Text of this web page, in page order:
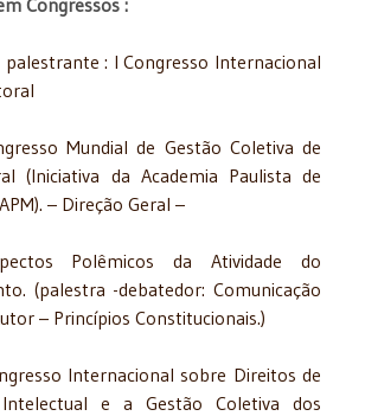
: I Congresso Internacional
Mundial de Gestão Coletiva de
(Iniciativa da Academia Paulista de
– Direção Geral –
Polêmicos da Atividade do
(palestra -debatedor: Comunicação
– Princípios Constitucionais.)
Internacional sobre Direitos de
Intelectual e a Gestão Coletiva dos